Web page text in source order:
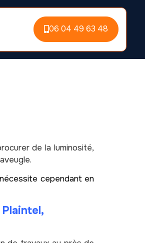
06 04 49 63 48
de la luminosité,
cependant en